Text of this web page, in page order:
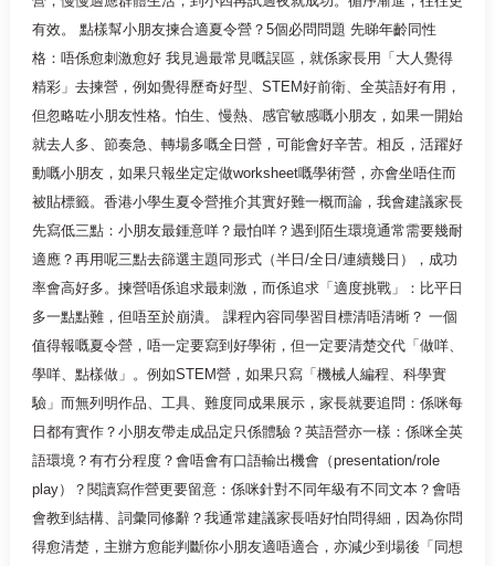
有效。 點樣幫小朋友揀合適夏令營？5個必問問題 先睇年齡同性
格：唔係愈刺激愈好 我見過最常見嘅誤區，就係家長用「大人覺得
精彩」去揀營，例如覺得歷奇好型、STEM好前衛、全英語好有用，
但忽略咗小朋友性格。怕生、慢熱、感官敏感嘅小朋友，如果一開始
就去人多、節奏急、轉場多嘅全日營，可能會好辛苦。相反，活躍好
動嘅小朋友，如果只報坐定定做worksheet嘅學術營，亦會坐唔住而
被貼標籤。香港小學生夏令營推介其實好難一概而論，我會建議家長
先寫低三點：小朋友最鍾意咩？最怕咩？遇到陌生環境通常需要幾耐
適應？再用呢三點去篩選主題同形式（半日/全日/連續幾日），成功
率會高好多。揀營唔係追求最刺激，而係追求「適度挑戰」：比平日
多一點點難，但唔至於崩潰。 課程內容同學習目標清唔清晰？ 一個
值得報嘅夏令營，唔一定要寫到好學術，但一定要清楚交代「做咩、
學咩、點樣做」。例如STEM營，如果只寫「機械人編程、科學實
驗」而無列明作品、工具、難度同成果展示，家長就要追問：係咪每
日都有實作？小朋友帶走成品定只係體驗？英語營亦一樣：係咪全英
語環境？有冇分程度？會唔會有口語輸出機會（presentation/role
play）？閱讀寫作營更要留意：係咪針對不同年級有不同文本？會唔
會教到結構、詞彙同修辭？我通常建議家長唔好怕問得細，因為你問
得愈清楚，主辦方愈能判斷你小朋友適唔適合，亦減少到場後「同想